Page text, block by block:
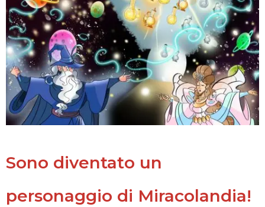
Sono diventato un
personaggio di Miracolandia!